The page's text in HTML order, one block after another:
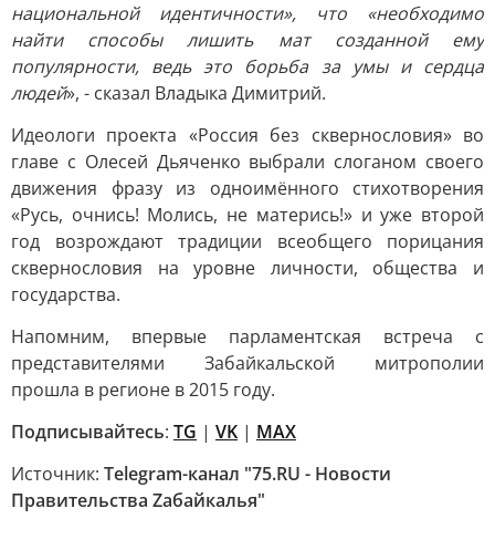
национальной идентичности», что «необходимо
найти способы лишить мат созданной ему
популярности, ведь это борьба за умы и сердца
людей», - сказал Владыка Димитрий.
Идеологи проекта «Россия без сквернословия» во
главе с Олесей Дьяченко выбрали слоганом своего
движения фразу из одноимённого стихотворения
«Русь, очнись! Молись, не матерись!» и уже второй
год возрождают традиции всеобщего порицания
сквернословия на уровне личности, общества и
государства.
Напомним, впервые парламентская встреча с
представителями Забайкальской митрополии
прошла в регионе в 2015 году.
Подписывайтесь: TG | VK | MAX
Источник: Telegram-канал "75.RU - Новости
Правительства Zабайкалья"